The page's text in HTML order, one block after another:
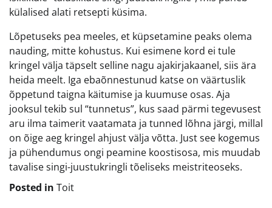
külalised alati retsepti küsima.
Lõpetuseks pea meeles, et küpsetamine peaks olema
nauding, mitte kohustus. Kui esimene kord ei tule
kringel välja täpselt selline nagu ajakirjakaanel, siis ära
heida meelt. Iga ebaõnnestunud katse on väärtuslik
õppetund taigna käitumise ja kuumuse osas. Aja
jooksul tekib sul “tunnetus”, kus saad pärmi tegevusest
aru ilma taimerit vaatamata ja tunned lõhna järgi, millal
on õige aeg kringel ahjust välja võtta. Just see kogemus
ja pühendumus ongi peamine koostisosa, mis muudab
tavalise singi-juustukringli tõeliseks meistriteoseks.
Posted in Toit